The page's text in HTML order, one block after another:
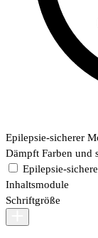
Epilepsie-sicherer
Dämpft Farben und
Epilepsie-
Inhaltsmodule
Schriftgröße